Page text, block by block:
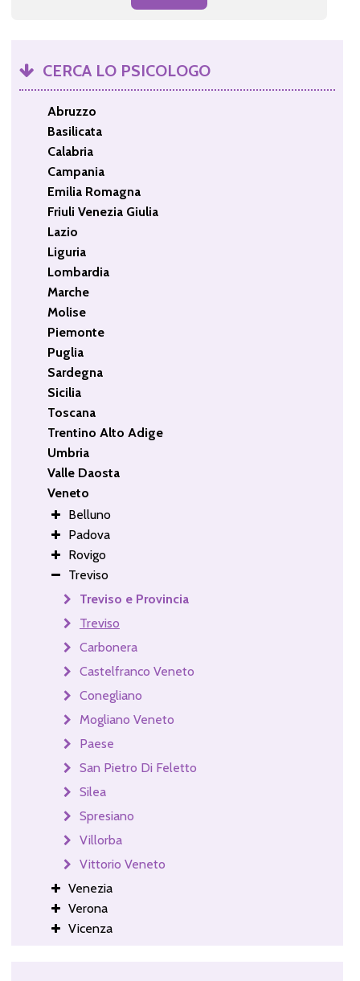
CERCA LO PSICOLOGO
Abruzzo
Basilicata
Calabria
Campania
Emilia Romagna
Friuli Venezia Giulia
Lazio
Liguria
Lombardia
Marche
Molise
Piemonte
Puglia
Sardegna
Sicilia
Toscana
Trentino Alto Adige
Umbria
Valle Daosta
Veneto
Belluno
Padova
Rovigo
Treviso
Treviso e Provincia
Treviso
Carbonera
Castelfranco Veneto
Conegliano
Mogliano Veneto
Paese
San Pietro Di Feletto
Silea
Spresiano
Villorba
Vittorio Veneto
Venezia
Verona
Vicenza